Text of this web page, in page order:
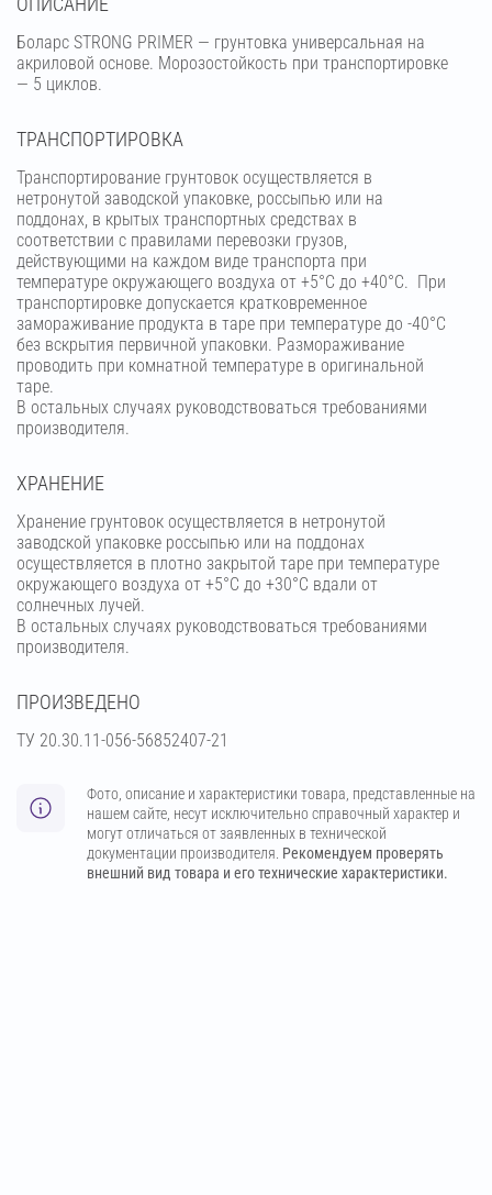
Боларс STRONG PRIMER — грунтовка универсальная на
акриловой основе. Морозостойкость при транспортировке
— 5 циклов.
ТРАНСПОРТИРОВКА
Транспортирование грунтовок осуществляется в
нетронутой заводской упаковке, россыпью или на
поддонах, в крытых транспортных средствах в
соответствии с правилами перевозки грузов,
действующими на каждом виде транспорта при
температуре окружающего воздуха от +5°С до +40°С. При
транспортировке допускается кратковременное
замораживание продукта в таре при температуре до -40°С
без вскрытия первичной упаковки. Размораживание
проводить при комнатной температуре в оригинальной
таре.
В остальных случаях руководствоваться требованиями
производителя.
ХРАНЕНИЕ
Хранение грунтовок осуществляется в нетронутой
заводской упаковке россыпью или на поддонах
осуществляется в плотно закрытой таре при температуре
окружающего воздуха от +5°С до +30°С вдали от
солнечных лучей.
В остальных случаях руководствоваться требованиями
производителя.
ПРОИЗВЕДЕНО
ТУ 20.30.11-056-56852407-21
Фото, описание и характеристики товара, представленные на
нашем сайте, несут исключительно справочный характер и
могут отличаться от заявленных в технической
документации производителя. Рекомендуем проверять
внешний вид товара и его технические характеристики.